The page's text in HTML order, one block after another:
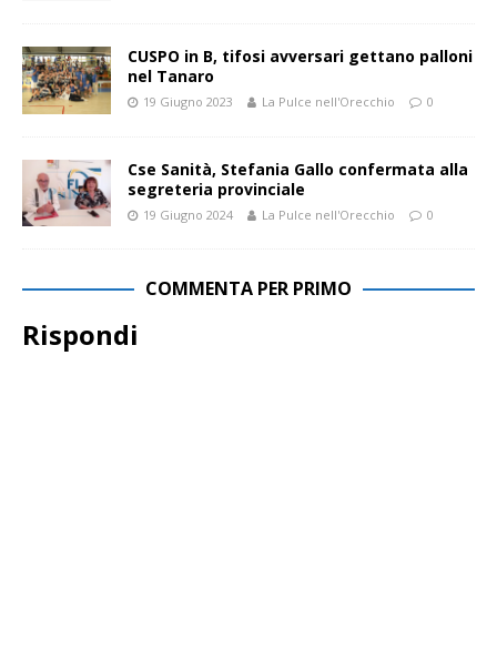
CUSPO in B, tifosi avversari gettano palloni
nel Tanaro
19 Giugno 2023 La Pulce nell'Orecchio 0
Cse Sanità, Stefania Gallo confermata alla
segreteria provinciale
19 Giugno 2024 La Pulce nell'Orecchio 0
COMMENTA PER PRIMO
Rispondi